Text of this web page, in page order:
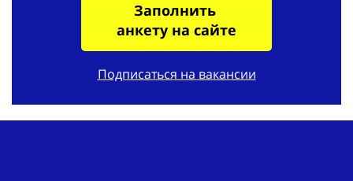
Заполнить
анкету на сайте
Подписаться на вакансии